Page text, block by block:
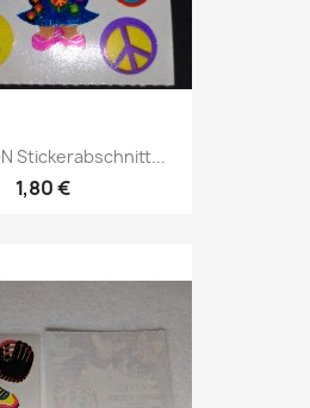
Stickerabschnitt...
1,80 €